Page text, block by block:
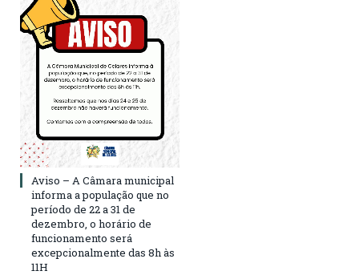
Aviso – A Câmara municipal
informa a população que no
período de 22 a 31 de
dezembro, o horário de
funcionamento será
excepcionalmente das 8h às
11H